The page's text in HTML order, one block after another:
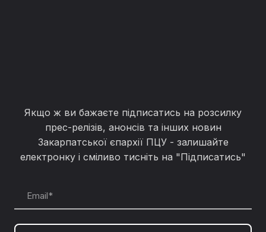
Якщо ж ви бажаєте підписатись на розсилку
прес-релізів, анонсів та інших новин
Закарпатської єпархії ПЦУ - залишайте
електронку і сміливо тисніть на "Підписатись"